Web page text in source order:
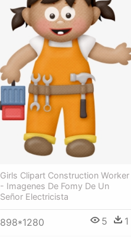
Girls Clipart Construction Worker
- Imagenes De Fomy De Un
Señor Electricista
898*1280 5 1